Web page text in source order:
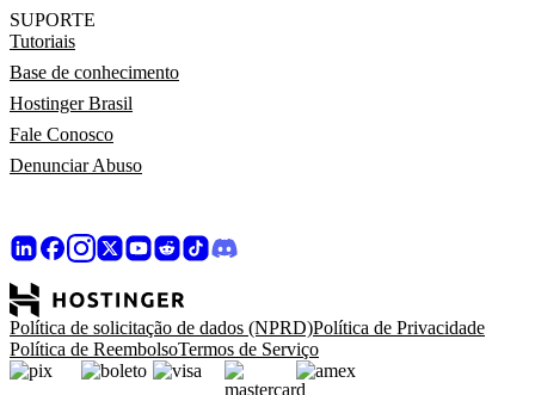
SUPORTE
Tutoriais
Base de conhecimento
Hostinger Brasil
Fale Conosco
Denunciar Abuso
Política de solicitação de dados (NPRD)Política de Privacidade
Política de ReembolsoTermos de Serviço